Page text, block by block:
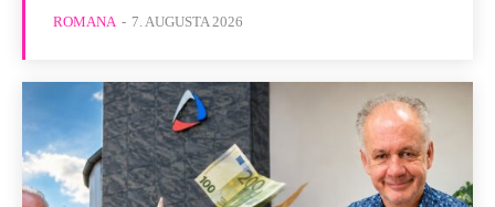
ROMANA - 7. AUGUSTA 2026